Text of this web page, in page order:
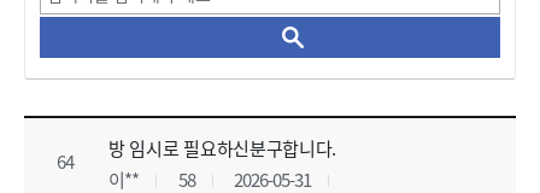
주거정보 목록으로 번호, 제목, 작성자, 조회수, 등록일, 첨부파일로 나열 되고 있습니다.
64
방 임시로 필요하신분구합니다.
이**
58 2026-05-31